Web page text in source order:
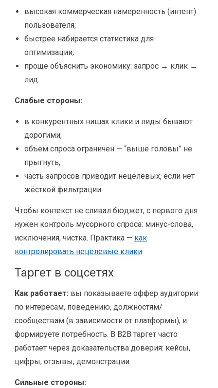
высокая коммерческая намеренность (интент)
пользователя;
быстрее набирается статистика для
оптимизации;
проще объяснить экономику: запрос → клик →
лид.
Слабые стороны:
в конкурентных нишах клики и лиды бывают
дорогими;
объём спроса ограничен — “выше головы” не
прыгнуть;
часть запросов приводит нецелевых, если нет
жёсткой фильтрации.
Чтобы контекст не сливал бюджет, с первого дня
нужен контроль мусорного спроса: минус-слова,
исключения, чистка. Практика — как
контролировать нецелевые клики.
Таргет в соцсетях
Как работает: вы показываете оффер аудитории
по интересам, поведению, должностям/
сообществам (в зависимости от платформы), и
формируете потребность. В B2B таргет часто
работает через доказательства доверия: кейсы,
цифры, отзывы, демонстрации.
Сильные стороны: